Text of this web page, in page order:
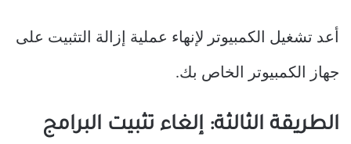
أعد تشغيل الكمبيوتر لإنهاء عملية إزالة التثبيت على
جهاز الكمبيوتر الخاص بك.
الطريقة الثالثة: إلغاء تثبيت البرامج